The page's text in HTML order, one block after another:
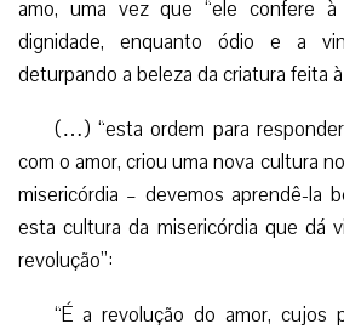
amo, uma vez que “ele confere
dignidade, enquanto ódio e a
deturpando a beleza da criatura feita
(…) “esta ordem para
com o amor, criou uma nova cultura
misericórdia – devemos aprendê-la
esta cultura da misericórdia que dá
revolução”:
“É a revolução do amor, cujos